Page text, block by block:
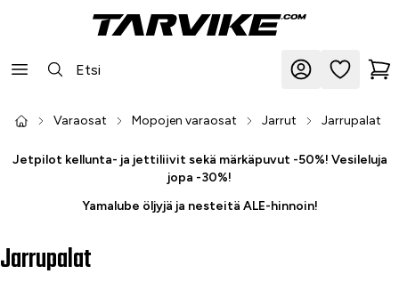
Varaosat Mopojen varaosat Jarrut Jarrupalat
Jetpilot kellunta- ja jettiliivit sekä märkäpuvut -50%! Vesileluja
jopa -30%!
Yamalube öljyjä ja nesteitä ALE-hinnoin!
Jarrupalat